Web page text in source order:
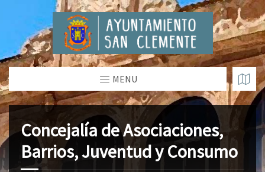
MENU
Concejalía de Asociaciones,
Barrios, Juventud y Consumo